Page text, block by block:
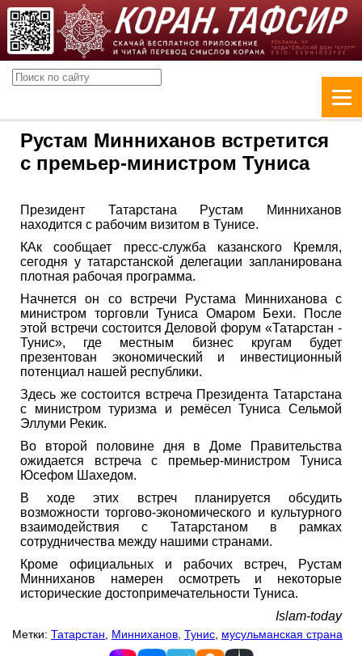
Рустам Минниханов встретится
с премьер-министром Туниса
Президент Татарстана Рустам Минниханов
находится с рабочим визитом в Тунисе.
КАк сообщает пресс-служба казанского Кремля,
сегодня у татарстанской делегации запланирована
плотная рабочая программа.
Начнется он со встречи Рустама Минниханова с
министром торговли Туниса Омаром Бехи. После
этой встречи состоится Деловой форум «Татарстан -
Тунис», где местным бизнес кругам будет
презентован экономический и инвестиционный
потенциал нашей республики.
Здесь же состоится встреча Президента Татарстана
с министром туризма и ремёсел Туниса Сельмой
Эллуми Рекик.
Во второй половине дня в Доме Правительства
ожидается встреча с премьер-министром Туниса
Юсефом Шахедом.
В ходе этих встреч планируется обсудить
возможности торгово-экономического и культурного
взаимодействия с Татарстаном в рамках
сотрудничества между нашими странами.
Кроме официальных и рабочих встреч, Рустам
Минниханов намерен осмотреть и некоторые
исторические достопримечательности Туниса.
Islam-today
Метки: Татарстан Минниханов Тунис мусульманская страна